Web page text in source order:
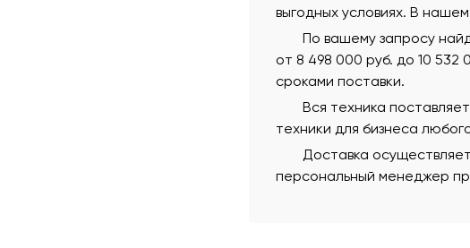
выгодных условиях. В
По вашему запросу
от 8 498 000 руб. до 10 532
сроками поставки.
Вся техника
техники для бизнеса
Доставка
персональный менеджер